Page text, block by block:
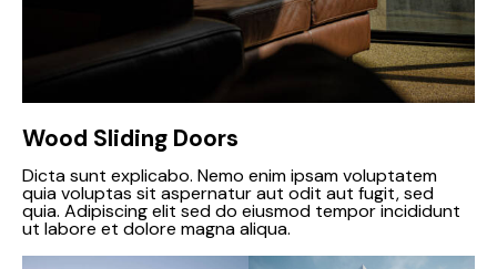
Wood Sliding Doors
Dicta sunt explicabo. Nemo enim ipsam voluptatem
quia voluptas sit aspernatur aut odit aut fugit, sed
quia. Adipiscing elit sed do eiusmod tempor incididunt
ut labore et dolore magna aliqua.